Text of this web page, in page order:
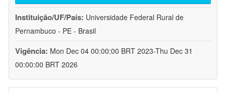
Instituição/UF/País: Universidade Federal Rural de
Pernambuco - PE - Brasil
Vigência: Mon Dec 04 00:00:00 BRT 2023-Thu Dec 31
00:00:00 BRT 2026